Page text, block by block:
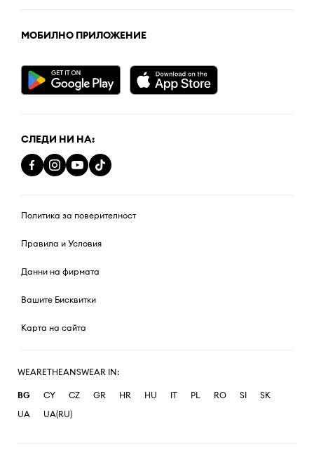
МОБИЛНО ПРИЛОЖЕНИЕ
СЛЕДИ НИ НА:
Политика за поверителност
Правила и Условия
Данни на фирмата
Вашите Бисквитки
Карта на сайта
WEARETHEANSWEAR IN:
BG CY CZ GR HR HU IT PL RO SI
SK
UA
UA(RU)